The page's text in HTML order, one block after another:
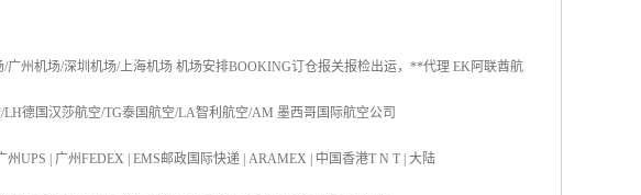
州机场/深圳机场/上海机场 机场安排BOOKING订仓报关报检出运，**代理 EK阿联酋航
德国汉莎航空/TG泰国航空/LA智利航空/AM 墨西哥国际航空公司
UPS | 广州FEDEX | EMS邮政国际快递 | ARAMEX | 中国香港T N T | 大陆